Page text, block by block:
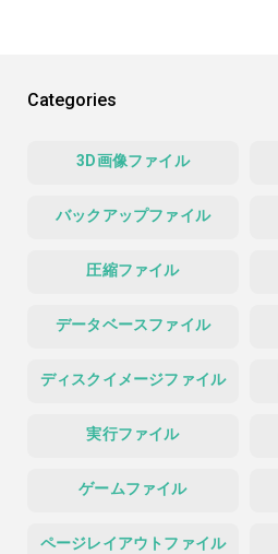
Categories
3D画像ファイル
バックアップファイル
圧縮ファイル
データベースファイル
ディスクイメージファイル
実行ファイル
ゲームファイル
ページレイアウトファイル